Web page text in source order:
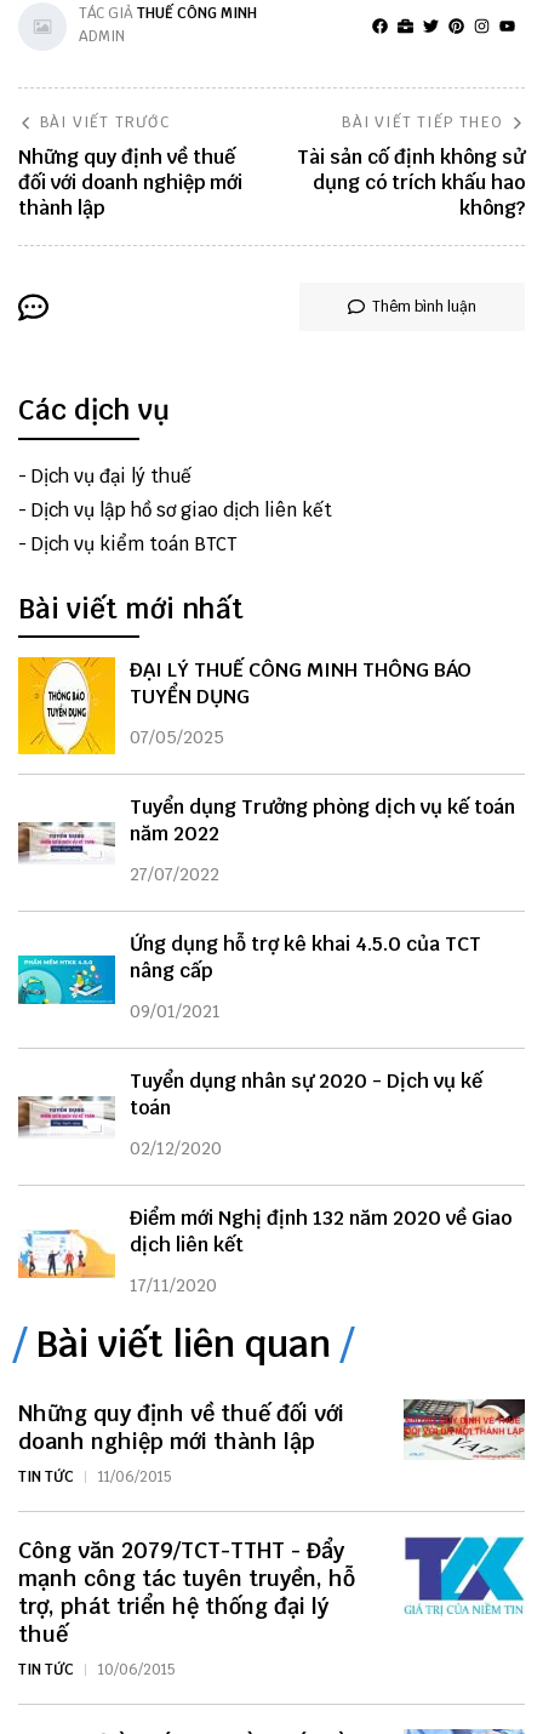
TÁC GIẢTHUẾ CÔNG MINH
ADMIN
BÀI VIẾT TRƯỚC
Những quy định về thuế
đối với doanh nghiệp mới
thành lập
BÀI VIẾT TIẾP THEO
Tài sản cố định không sử
dụng có trích khấu hao
không?
Thêm bình luận
Các dịch vụ
- Dịch vụ đại lý thuế
- Dịch vụ lập hồ sơ giao dịch liên kết
- Dịch vụ kiểm toán BTCT
Bài viết mới nhất
ĐẠI LÝ THUẾ CÔNG MINH THÔNG BÁO
TUYỂN DỤNG
07/05/2025
Tuyển dụng Trưởng phòng dịch vụ kế toán
năm 2022
27/07/2022
Ứng dụng hỗ trợ kê khai 4.5.0 của TCT
nâng cấp
09/01/2021
Tuyển dụng nhân sự 2020 - Dịch vụ kế
toán
02/12/2020
Điểm mới Nghị định 132 năm 2020 về Giao
dịch liên kết
17/11/2020
Bài viết liên quan
Những quy định về thuế đối với
doanh nghiệp mới thành lập
TIN TỨC 11/06/2015
Công văn 2079/TCT-TTHT - Đẩy
mạnh công tác tuyên truyền, hỗ
trợ, phát triển hệ thống đại lý
thuế
TIN TỨC 10/06/2015